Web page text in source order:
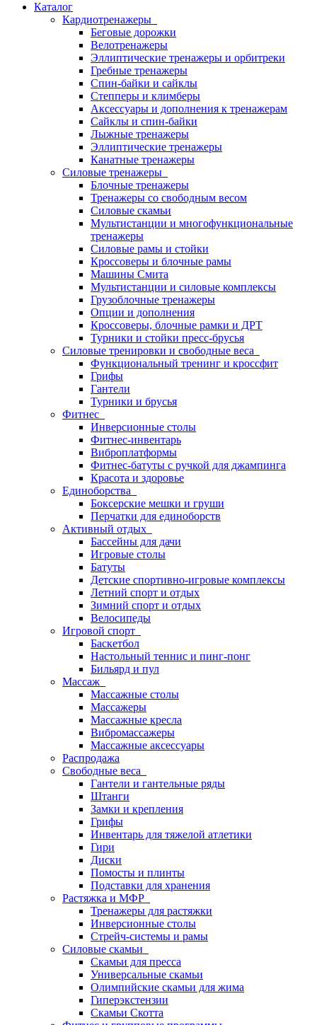
Каталог
Кардиотренажеры
Беговые дорожки
Велотренажеры
Эллиптические тренажеры и орбитреки
Гребные тренажеры
Спин-байки и сайклы
Степперы и климберы
Аксессуары и дополнения к тренажерам
Сайклы и спин-байки
Лыжные тренажеры
Эллиптические тренажеры
Канатные тренажеры
Силовые тренажеры
Блочные тренажеры
Тренажеры со свободным весом
Силовые скамьи
Мультистанции и многофункциональные
тренажеры
Силовые рамы и стойки
Кроссоверы и блочные рамы
Машины Смита
Мультистанции и силовые комплексы
Грузоблочные тренажеры
Опции и дополнения
Кроссоверы, блочные рамки и ДРТ
Турники и стойки пресс-брусья
Силовые тренировки и свободные веса
Функциональный тренинг и кроссфит
Грифы
Гантели
Турники и брусья
Фитнес
Инверсионные столы
Фитнес-инвентарь
Виброплатформы
Фитнес-батуты с ручкой для джампинга
Красота и здоровье
Единоборства
Боксерские мешки и груши
Перчатки для единоборств
Активный отдых
Бассейны для дачи
Игровые столы
Батуты
Детские спортивно-игровые комплексы
Летний спорт и отдых
Зимний спорт и отдых
Велосипеды
Игровой спорт
Баскетбол
Настольный теннис и пинг-понг
Бильярд и пул
Массаж
Массажные столы
Массажеры
Массажные кресла
Вибромассажеры
Массажные аксессуары
Распродажа
Свободные веса
Гантели и гантельные ряды
Штанги
Замки и крепления
Грифы
Инвентарь для тяжелой атлетики
Гири
Диски
Помосты и плинты
Подставки для хранения
Растяжка и МФР
Тренажеры для растяжки
Инверсионные столы
Стрейч-системы и рамы
Силовые скамьи
Скамьи для пресса
Универсальные скамьи
Олимпийские скамьи для жима
Гиперэкстензии
Скамьи Скотта